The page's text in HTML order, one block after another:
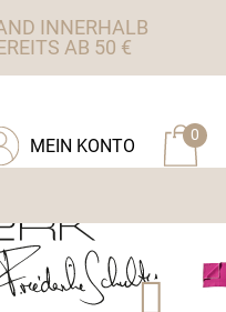
INNERHALB
AB 50 €
0
MEIN KONTO